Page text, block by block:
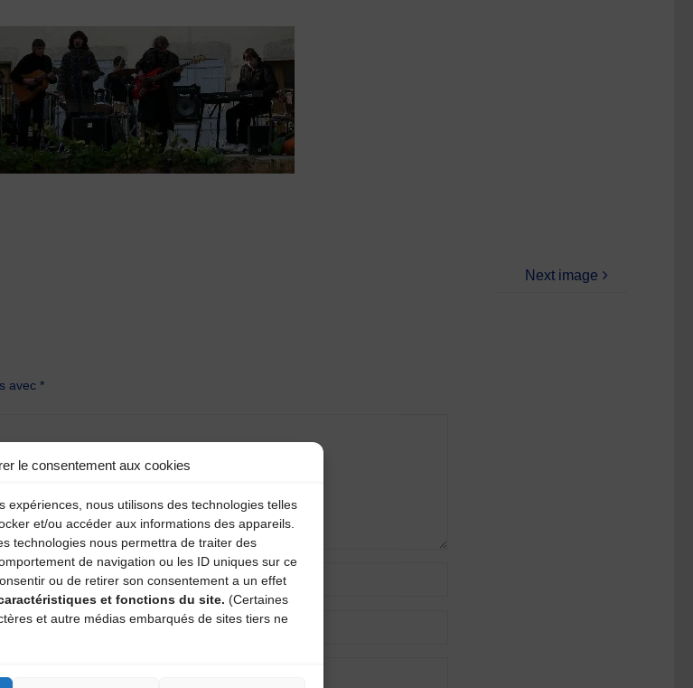
le consentement aux cookies
expériences, nous utilisons des technologies telles
et/ou accéder aux informations des appareils.
technologies nous permettra de traiter des
de navigation ou les ID uniques sur ce
ou de retirer son consentement a un effet
et fonctions du site. (Certaines
et autre médias embarqués de sites tiers ne
Next image
avec*